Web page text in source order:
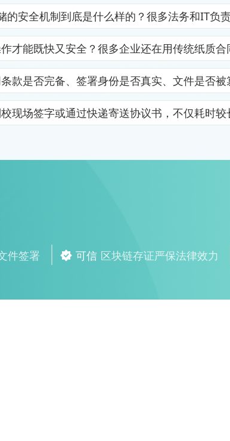
安全机制到底是什么样的？很多法务和IT
才能既快又安全？很多企业还在用传统纸
是否完备、签署身份是否真实、文件是
场签字或通过快递寄送协议书，不仅耗
件签署 可信 区块链存证严保法律效力